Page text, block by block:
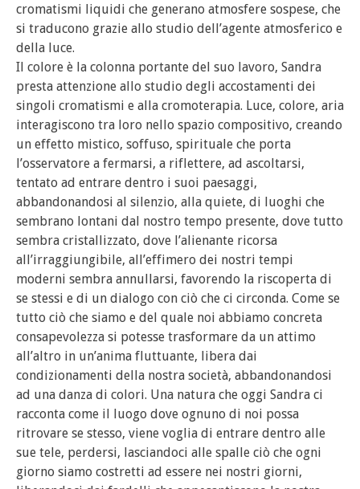
cromatismi liquidi che generano atmosfere sospese, che
si traducono grazie allo studio dell’agente atmosferico e
della luce.
Il colore è la colonna portante del suo lavoro, Sandra
presta attenzione allo studio degli accostamenti dei
singoli cromatismi e alla cromoterapia. Luce, colore, aria
interagiscono tra loro nello spazio compositivo, creando
un effetto mistico, soffuso, spirituale che porta
l’osservatore a fermarsi, a riflettere, ad ascoltarsi,
tentato ad entrare dentro i suoi paesaggi,
abbandonandosi al silenzio, alla quiete, di luoghi che
sembrano lontani dal nostro tempo presente, dove tutto
sembra cristallizzato, dove l’alienante ricorsa
all’irraggiungibile, all’effimero dei nostri tempi
moderni sembra annullarsi, favorendo la riscoperta di
se stessi e di un dialogo con ciò che ci circonda. Come se
tutto ciò che siamo e del quale noi abbiamo concreta
consapevolezza si potesse trasformare da un attimo
all’altro in un’anima fluttuante, libera dai
condizionamenti della nostra società, abbandonandosi
ad una danza di colori. Una natura che oggi Sandra ci
racconta come il luogo dove ognuno di noi possa
ritrovare se stesso, viene voglia di entrare dentro alle
sue tele, perdersi, lasciandoci alle spalle ciò che ogni
giorno siamo costretti ad essere nei nostri giorni,